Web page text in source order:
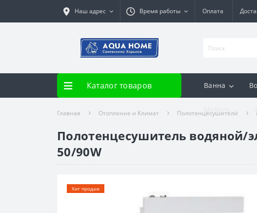
Наш адрес Время работы Оплата
Каталог товаров Ванна
Главная Отопление и Климат Полотенцесушители
Полотенцесушитель водяной/
50/90W
Хит продаж